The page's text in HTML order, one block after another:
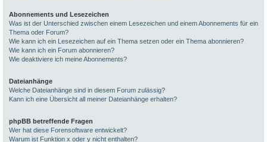
Abonnements und Lesezeichen
Was ist der Unterschied zwischen einem Lesezeichen und einem Abonnements für ein
Thema oder Forum?
Wie kann ich ein Lesezeichen auf ein Thema setzen oder ein Thema abonnieren?
Wie kann ich ein Forum abonnieren?
Wie deaktiviere ich meine Abonnements?
Dateianhänge
Welche Dateianhänge sind in diesem Forum zulässig?
Kann ich eine Übersicht all meiner Dateianhänge erhalten?
phpBB betreffende Fragen
Wer hat diese Forensoftware entwickelt?
Warum ist Funktion x oder y nicht enthalten?